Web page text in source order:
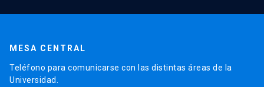
MESA CENTRAL
Teléfono para comunicarse con las distintas áreas de la
Universidad.